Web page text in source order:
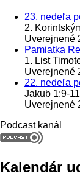
23. nedeľa
2.
Uverejnené
Pamiatka
1. List
Uverejnené
22. nedeľa
Jakub 1:9-
Uverejnené
Podcast kanál
Kalendár